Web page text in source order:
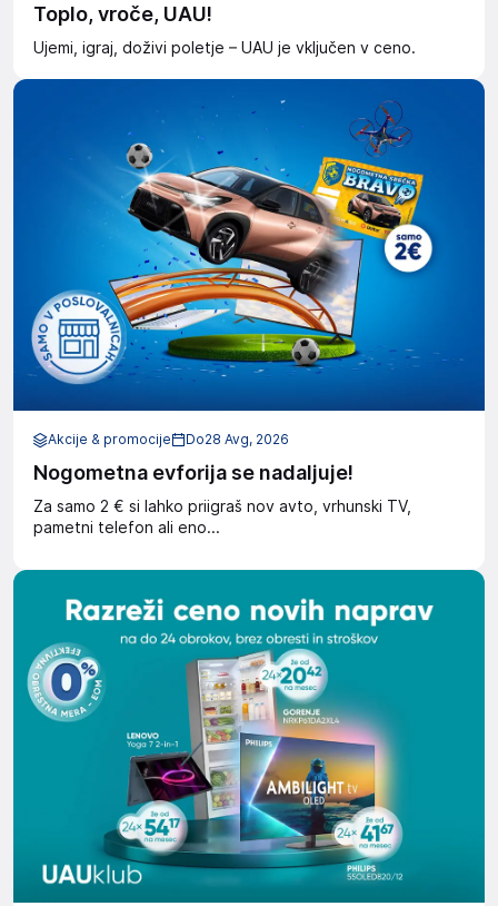
Toplo, vroče, UAU!
Ujemi, igraj, doživi poletje – UAU je vključen v ceno.
Nogometna evforija se nadaljuje!
Za samo 2 € si lahko priigraš nov avto, vrhunski TV,
pametni telefon ali eno...
Akcije & promocije Do28 Avg, 2026